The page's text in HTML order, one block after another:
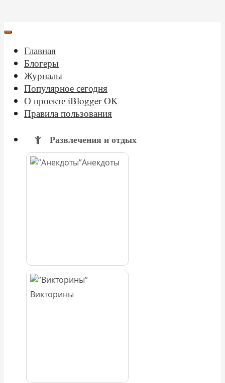
Главная
Блогеры
Журналы
Популярное сегодня
О проекте iBlogger OK
Правила пользования
Развлечения и отдых
Анекдоты
Викторины